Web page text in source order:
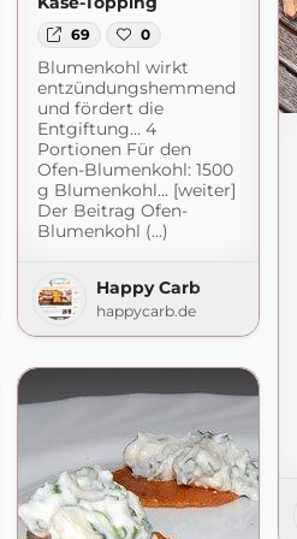
69 0
Blumenkohl wirkt
entzündungshemmend
und fördert die
Entgiftung… 4
Portionen Für den
Ofen-Blumenkohl: 1500
g Blumenkohl... [weiter]
Der Beitrag Ofen-
Blumenkohl (...)
Happy Carb
happycarb.de
Foodblog